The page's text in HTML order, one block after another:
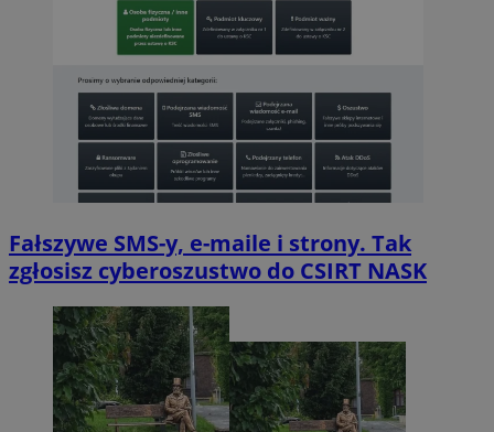
Fałszywe SMS-y, e-maile i strony. Tak
zgłosisz cyberoszustwo do CSIRT NASK